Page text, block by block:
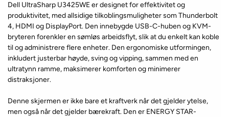
Dell UltraSharp U3425WE er designet for effektivitet og
produktivitet, med allsidige tilkoblingsmuligheter som Thunderbolt
4, HDMI og DisplayPort. Den innebygde USB-C-huben og KVM-
bryteren forenkler en sømløs arbeidsflyt, slik at du enkelt kan koble
til og administrere flere enheter. Den ergonomiske utformingen,
inkludert justerbar høyde, sving og vipping, sammen med en
ultratynn ramme, maksimerer komforten og minimerer
distraksjoner.
Denne skjermen er ikke bare et kraftverk når det gjelder ytelse,
men også når det gjelder bærekraft. Den er ENERGY STAR-